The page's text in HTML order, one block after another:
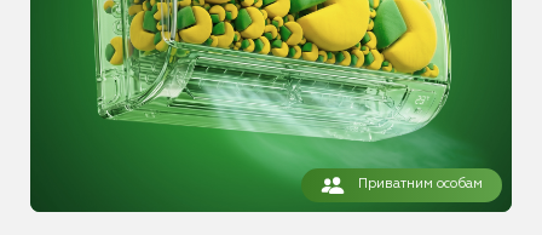
Приватним особам